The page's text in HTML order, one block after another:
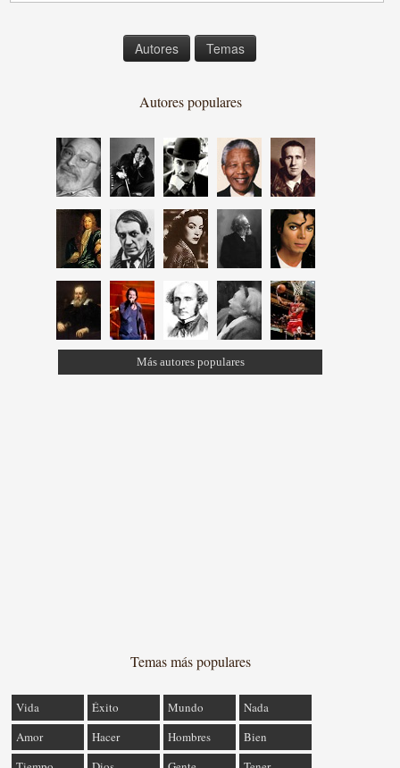
Autores Temas
Autores populares
Más autores populares
Temas más populares
Vida Éxito Mundo
Nada
Amor
Hacer Hombres
Bien